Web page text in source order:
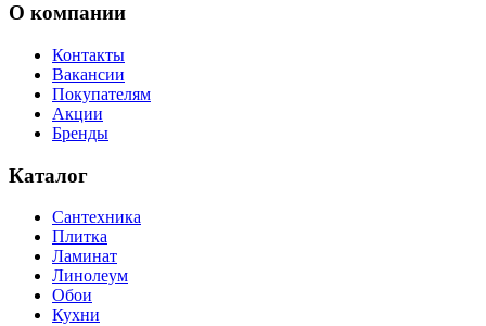
О компании
Контакты
Вакансии
Покупателям
Акции
Бренды
Каталог
Сантехника
Плитка
Ламинат
Линолеум
Обои
Кухни